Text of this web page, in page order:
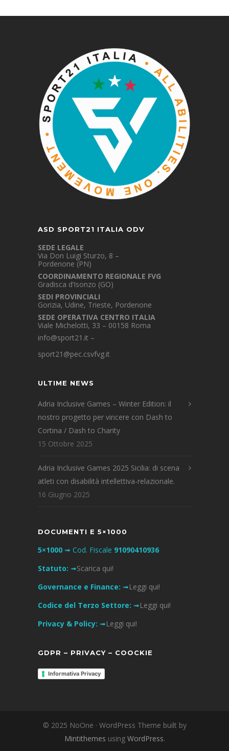
ASD SPORT21 ITALIA ODV
SEDE LEGALE
Via Don Luigi Sturzo, 8 –
Pordenone (PN)
COORDINAMENTO REGIONALE FVG
Gradisca d’Isonzo (GO)
SEDI PROVINCIALI
Gorizia, Udine, Trieste, Pordenone
SEDE OPERATIVA CENTRO ITALIA
Viale Michelotti, 33 – 00158 Roma
info@sport21.it –
sport21@pec.csvfvg.it
ULTIME NEWS
Adria Inclusive Games – Winter Edition: il
nostro progetto per vincere con Dash to
Cortina / Dash to Charity
15 Ottobre 2025
Adria Inclusive Games 2025 Sicilia: di scena
atleti con disabilità intellettiva-relazionale.
16 Giugno 2025
DOCUMENTI E 5×1000
5×1000 ➟ Cod. Fiscale 91090410936
Statuto: ➟Scarica qui!
Governance e Finance: ➟Leggi qui!
Codice del Terzo Settore: ➟Leggi qui!
Privacy & Policy: ➟Leggi qui!
GDPR – PRIVACY – COOCKIE
Informativa Privacy
© 2025 NoOne · WordPress Theme built by
Mintithemes using WordPress.